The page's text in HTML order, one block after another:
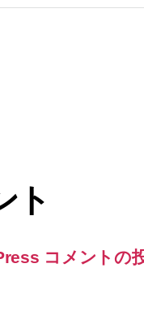
ト
コメントの